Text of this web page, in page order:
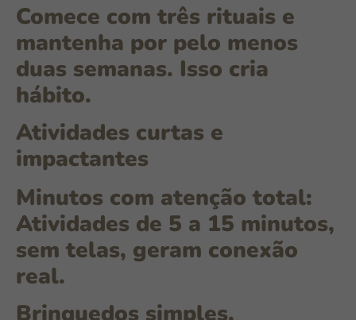
Comece com três rituais e
mantenha por pelo menos
duas semanas. Isso cria
hábito.
Atividades curtas e
impactantes
Minutos com atenção total:
Atividades de 5 a 15 minutos,
sem telas, geram conexão
real.